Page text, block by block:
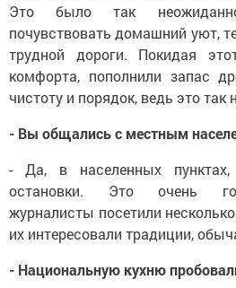
Это было так
почувствовать домашний уют,
трудной дороги. Покидая
комфорта, пополнили запас
чистоту и порядок, ведь это так
- Вы общались с местным
- Да, в населенных
остановки. Это очень
журналисты посетили
их интересовали традиции,
- Национальную кухню